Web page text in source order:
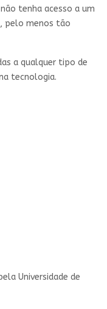
tenha acesso a um
pelo menos tão
a qualquer tipo de
tecnologia.
Universidade de